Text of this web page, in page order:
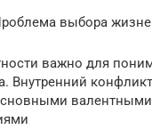
выбора
важно для
Внутренний
валентными